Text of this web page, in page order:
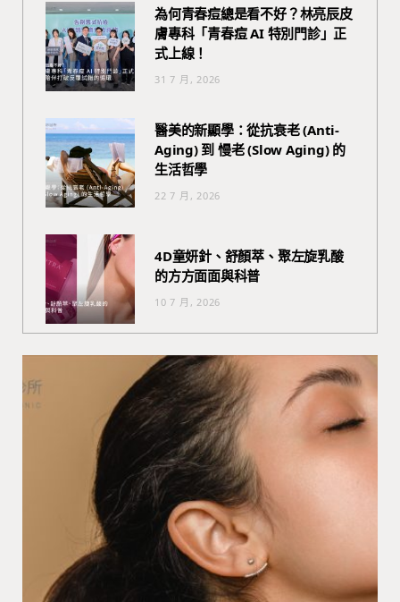
為何青春痘總是看不好？林亮辰皮
膚專科「青春痘 AI 特別門診」正
式上線！
31 7 月, 2026
醫美的新顯學：從抗衰老 (Anti-
Aging) 到 慢老 (Slow Aging) 的
生活哲學
22 7 月, 2026
4D童妍針、舒顏萃、聚左旋乳酸
的方方面面與科普
10 7 月, 2026